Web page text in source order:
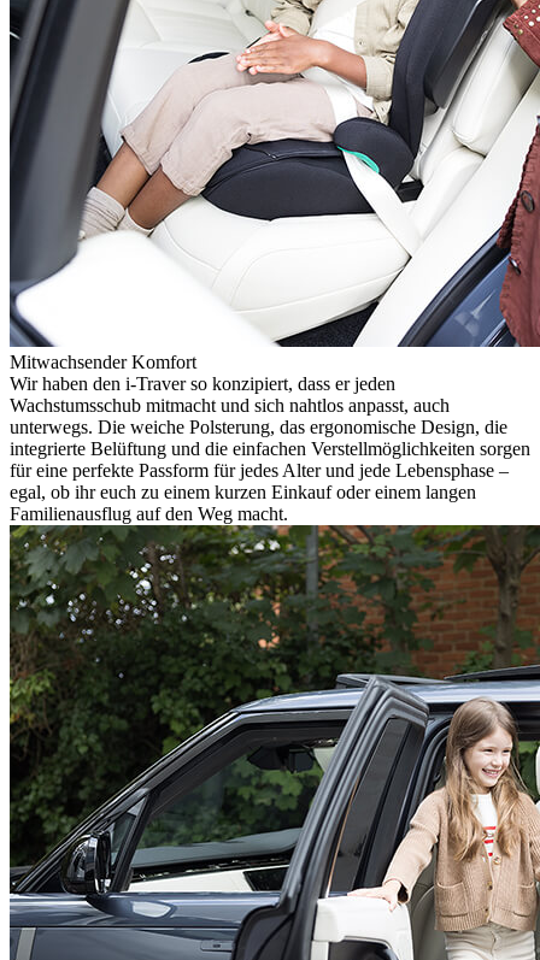
Mitwachsender Komfort
Wir haben den i-Traver so konzipiert, dass er jeden
Wachstumsschub mitmacht und sich nahtlos anpasst, auch
unterwegs. Die weiche Polsterung, das ergonomische Design, die
integrierte Belüftung und die einfachen Verstellmöglichkeiten sorgen
für eine perfekte Passform für jedes Alter und jede Lebensphase –
egal, ob ihr euch zu einem kurzen Einkauf oder einem langen
Familienausflug auf den Weg macht.